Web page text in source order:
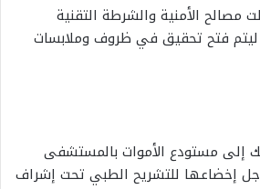
مصالح الأمنية والشرطة التقنية
ليتم فتح تحقيق في ظروف وملابسات
إلى مستودع الأموات بالمستشفى
إخضاعها للتشريح الطبي تحت إشراف